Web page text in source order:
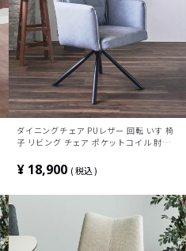
ダイニングチェア PUレザー 回転 いす 椅
子 リビング チェア ポケットコイル 肘付
ダン グレー ブラック ライトブラウン
¥ 18,900 税込